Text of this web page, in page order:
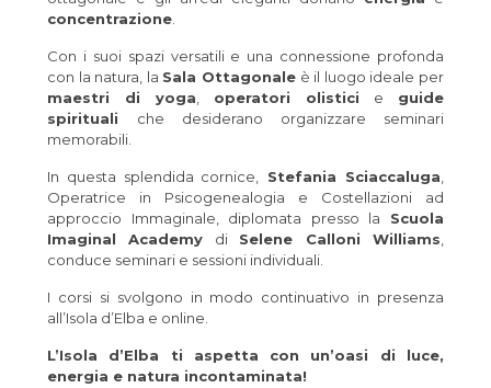
concentrazione
Con i suoi spazi versatili e una connessione profonda
con la natura, la Sala Ottagonale è il luogo ideale per
maestri di yoga
operatori olistici e guide
spirituali che desiderano organizzare seminari
memorabili.
In questa splendida cornice, Stefania Sciaccaluga
Operatrice in Psicogenealogia e Costellazioni ad
approccio Immaginale, diplomata presso la Scuola
Imaginal Academy di Selene Calloni Williams
conduce seminari e sessioni individuali.
I corsi si svolgono in modo continuativo in presenza
all’Isola d’Elba e online.
L’Isola d’Elba ti aspetta con un’oasi di luce,
energia e natura incontaminata!